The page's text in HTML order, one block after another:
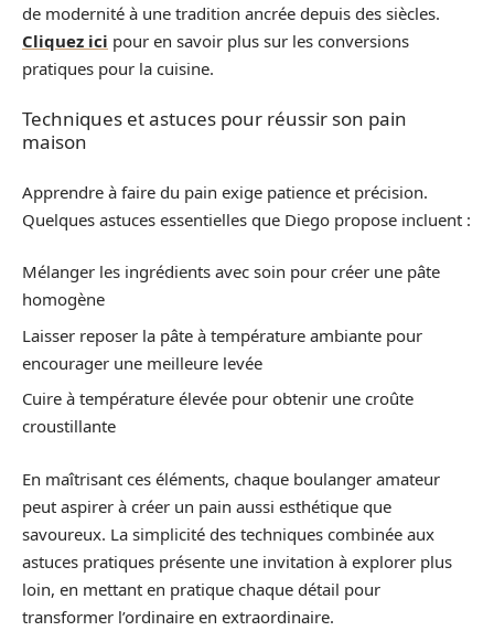
de modernité à une tradition ancrée depuis des siècles.
Cliquez ici pour en savoir plus sur les conversions
pratiques pour la cuisine.
Techniques et astuces pour réussir son pain
maison
Apprendre à faire du pain exige patience et précision.
Quelques astuces essentielles que Diego propose incluent :
Mélanger les ingrédients avec soin pour créer une pâte
homogène
Laisser reposer la pâte à température ambiante pour
encourager une meilleure levée
Cuire à température élevée pour obtenir une croûte
croustillante
En maîtrisant ces éléments, chaque boulanger amateur
peut aspirer à créer un pain aussi esthétique que
savoureux. La simplicité des techniques combinée aux
astuces pratiques présente une invitation à explorer plus
loin, en mettant en pratique chaque détail pour
transformer l’ordinaire en extraordinaire.